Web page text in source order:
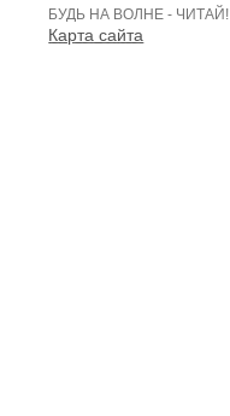
БУДЬ НА ВОЛНЕ - ЧИТАЙ!
Карта сайта